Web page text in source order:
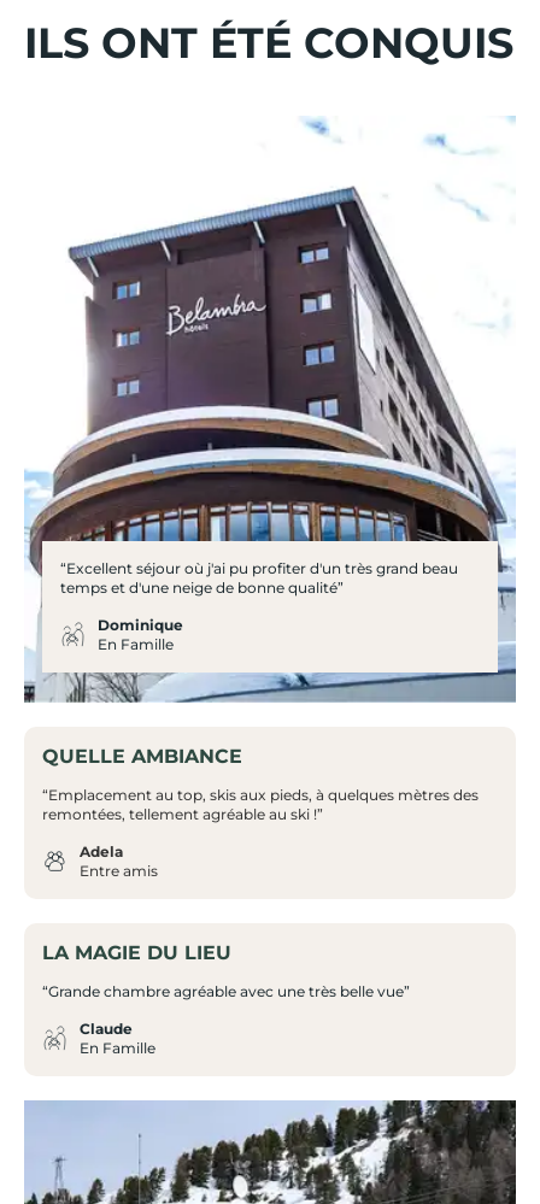
ILS ONT ÉTÉ CONQUIS
“Excellent séjour où j'ai pu profiter d'un très grand beau
temps et d'une neige de bonne qualité”
Dominique
En Famille
QUELLE AMBIANCE
“Emplacement au top, skis aux pieds, à quelques mètres des
remontées, tellement agréable au ski !”
Adela
Entre amis
LA MAGIE DU LIEU
“Grande chambre agréable avec une très belle vue”
Claude
En Famille